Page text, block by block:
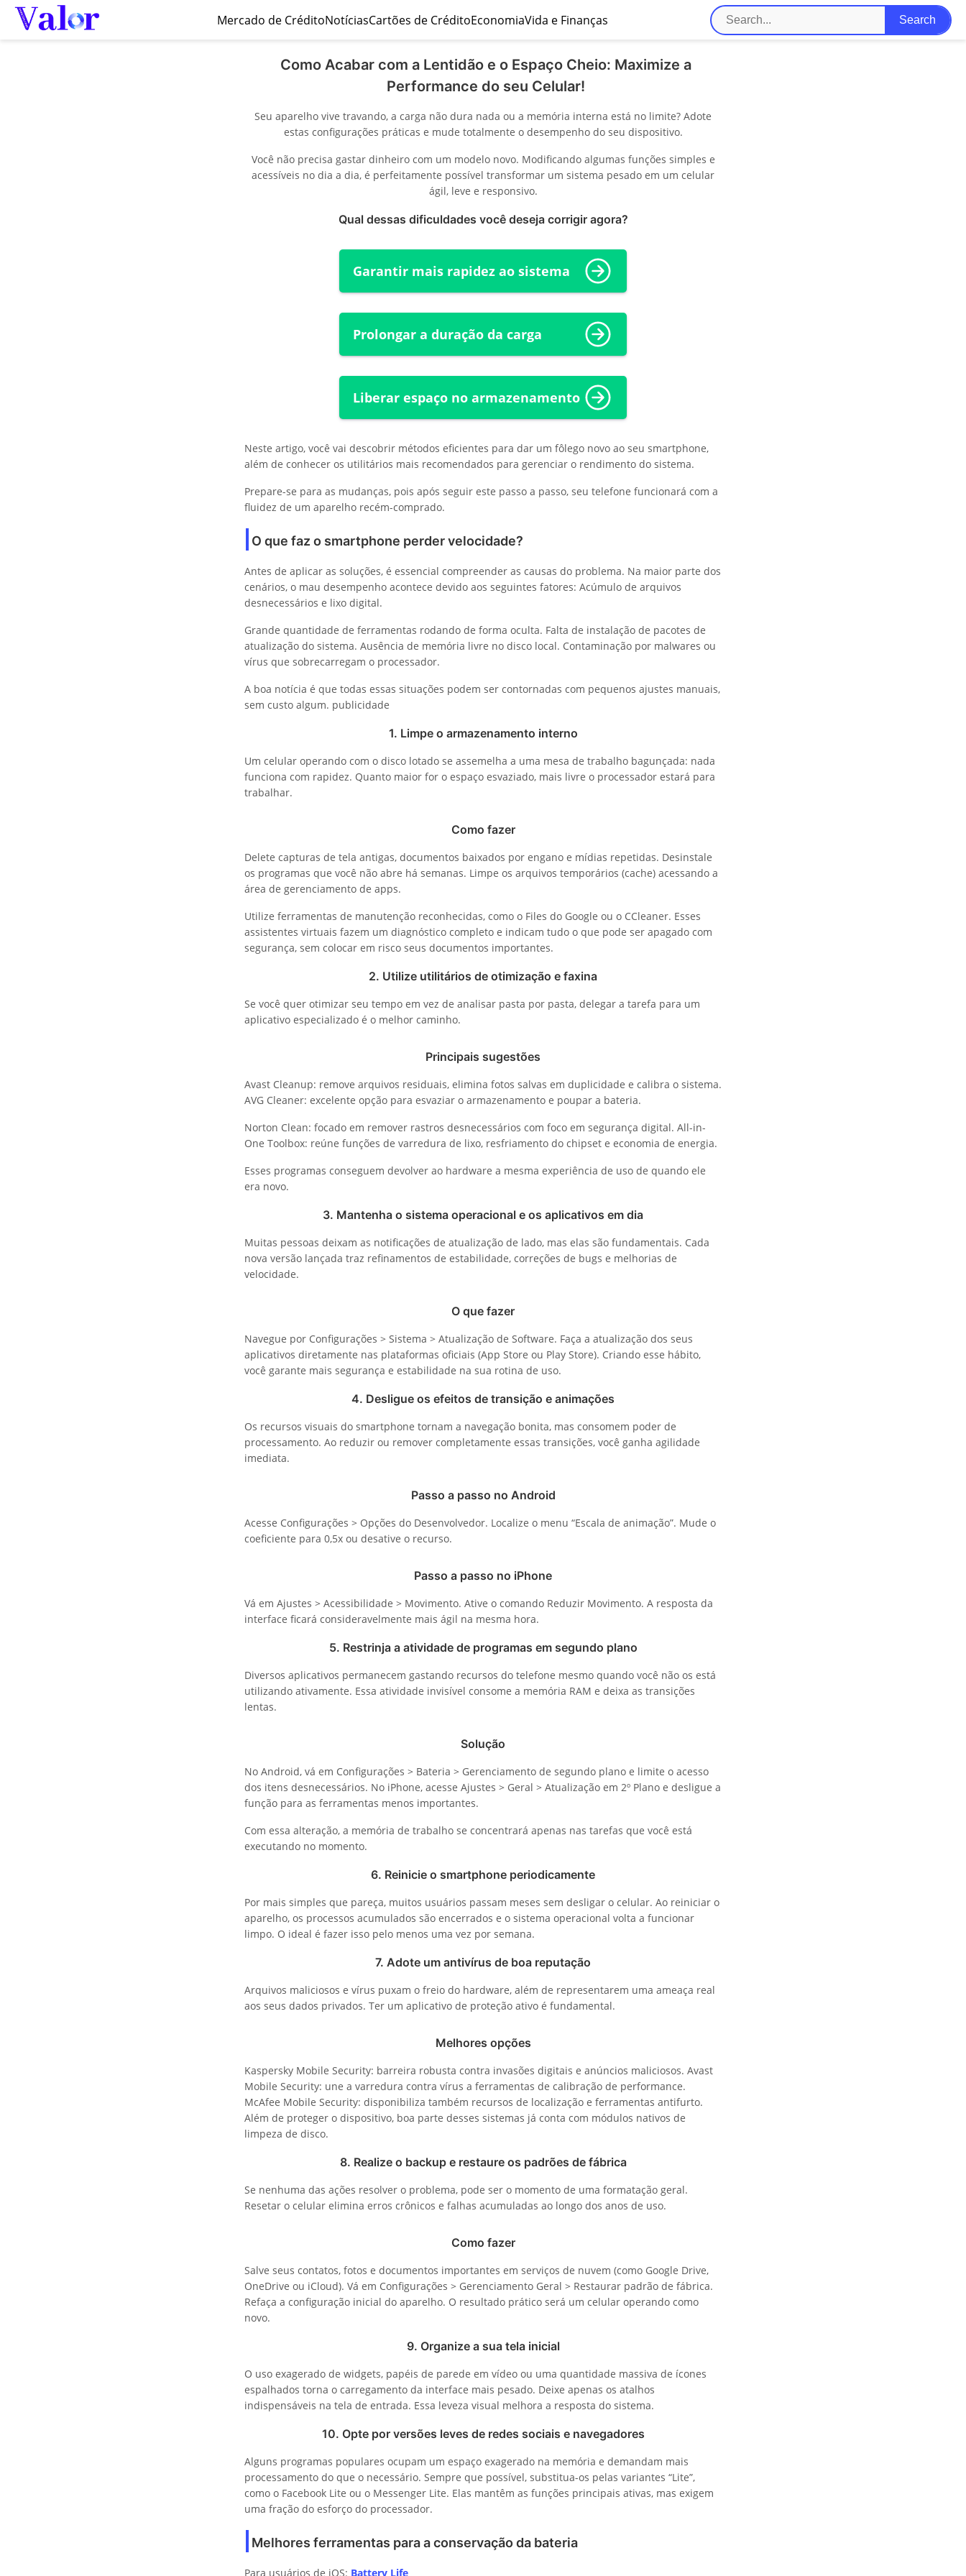
Mercado de CréditoNotíciasCartões de CréditoEconomiaVida e Finanças
Como Acabar com a Lentidão e o Espaço Cheio: Maximize a
Performance do seu Celular!
Seu aparelho vive travando, a carga não dura nada ou a memória interna está no limite? Adote
estas configurações práticas e mude totalmente o desempenho do seu dispositivo.
Você não precisa gastar dinheiro com um modelo novo. Modificando algumas funções simples e
acessíveis no dia a dia, é perfeitamente possível transformar um sistema pesado em um celular
ágil, leve e responsivo.
Qual dessas dificuldades você deseja corrigir agora?
Garantir mais rapidez ao sistema
Prolongar a duração da carga
Liberar espaço no armazenamento
Neste artigo, você vai descobrir métodos eficientes para dar um fôlego novo ao seu smartphone,
além de conhecer os utilitários mais recomendados para gerenciar o rendimento do sistema.
Prepare-se para as mudanças, pois após seguir este passo a passo, seu telefone funcionará com a
fluidez de um aparelho recém-comprado.
O que faz o smartphone perder velocidade?
Antes de aplicar as soluções, é essencial compreender as causas do problema. Na maior parte dos
cenários, o mau desempenho acontece devido aos seguintes fatores: Acúmulo de arquivos
desnecessários e lixo digital.
Grande quantidade de ferramentas rodando de forma oculta. Falta de instalação de pacotes de
atualização do sistema. Ausência de memória livre no disco local. Contaminação por malwares ou
vírus que sobrecarregam o processador.
A boa notícia é que todas essas situações podem ser contornadas com pequenos ajustes manuais,
sem custo algum. publicidade
1. Limpe o armazenamento interno
Um celular operando com o disco lotado se assemelha a uma mesa de trabalho bagunçada: nada
funciona com rapidez. Quanto maior for o espaço esvaziado, mais livre o processador estará para
trabalhar.
Como fazer
Delete capturas de tela antigas, documentos baixados por engano e mídias repetidas. Desinstale
os programas que você não abre há semanas. Limpe os arquivos temporários (cache) acessando a
área de gerenciamento de apps.
Utilize ferramentas de manutenção reconhecidas, como o Files do Google ou o CCleaner. Esses
assistentes virtuais fazem um diagnóstico completo e indicam tudo o que pode ser apagado com
segurança, sem colocar em risco seus documentos importantes.
2. Utilize utilitários de otimização e faxina
Se você quer otimizar seu tempo em vez de analisar pasta por pasta, delegar a tarefa para um
aplicativo especializado é o melhor caminho.
Principais sugestões
Avast Cleanup: remove arquivos residuais, elimina fotos salvas em duplicidade e calibra o sistema.
AVG Cleaner: excelente opção para esvaziar o armazenamento e poupar a bateria.
Norton Clean: focado em remover rastros desnecessários com foco em segurança digital. All-in-
One Toolbox: reúne funções de varredura de lixo, resfriamento do chipset e economia de energia.
Esses programas conseguem devolver ao hardware a mesma experiência de uso de quando ele
era novo.
3. Mantenha o sistema operacional e os aplicativos em dia
Muitas pessoas deixam as notificações de atualização de lado, mas elas são fundamentais. Cada
nova versão lançada traz refinamentos de estabilidade, correções de bugs e melhorias de
velocidade.
O que fazer
Navegue por Configurações > Sistema > Atualização de Software. Faça a atualização dos seus
aplicativos diretamente nas plataformas oficiais (App Store ou Play Store). Criando esse hábito,
você garante mais segurança e estabilidade na sua rotina de uso.
4. Desligue os efeitos de transição e animações
Os recursos visuais do smartphone tornam a navegação bonita, mas consomem poder de
processamento. Ao reduzir ou remover completamente essas transições, você ganha agilidade
imediata.
Passo a passo no Android
Acesse Configurações > Opções do Desenvolvedor. Localize o menu “Escala de animação”. Mude o
coeficiente para 0,5x ou desative o recurso.
Passo a passo no iPhone
Vá em Ajustes > Acessibilidade > Movimento. Ative o comando Reduzir Movimento. A resposta da
interface ficará consideravelmente mais ágil na mesma hora.
5. Restrinja a atividade de programas em segundo plano
Diversos aplicativos permanecem gastando recursos do telefone mesmo quando você não os está
utilizando ativamente. Essa atividade invisível consome a memória RAM e deixa as transições
lentas.
Solução
No Android, vá em Configurações > Bateria > Gerenciamento de segundo plano e limite o acesso
dos itens desnecessários. No iPhone, acesse Ajustes > Geral > Atualização em 2º Plano e desligue a
função para as ferramentas menos importantes.
Com essa alteração, a memória de trabalho se concentrará apenas nas tarefas que você está
executando no momento.
6. Reinicie o smartphone periodicamente
Por mais simples que pareça, muitos usuários passam meses sem desligar o celular. Ao reiniciar o
aparelho, os processos acumulados são encerrados e o sistema operacional volta a funcionar
limpo. O ideal é fazer isso pelo menos uma vez por semana.
7. Adote um antivírus de boa reputação
Arquivos maliciosos e vírus puxam o freio do hardware, além de representarem uma ameaça real
aos seus dados privados. Ter um aplicativo de proteção ativo é fundamental.
Melhores opções
Kaspersky Mobile Security: barreira robusta contra invasões digitais e anúncios maliciosos. Avast
Mobile Security: une a varredura contra vírus a ferramentas de calibração de performance.
McAfee Mobile Security: disponibiliza também recursos de localização e ferramentas antifurto.
Além de proteger o dispositivo, boa parte desses sistemas já conta com módulos nativos de
limpeza de disco.
8. Realize o backup e restaure os padrões de fábrica
Se nenhuma das ações resolver o problema, pode ser o momento de uma formatação geral.
Resetar o celular elimina erros crônicos e falhas acumuladas ao longo dos anos de uso.
Como fazer
Salve seus contatos, fotos e documentos importantes em serviços de nuvem (como Google Drive,
OneDrive ou iCloud). Vá em Configurações > Gerenciamento Geral > Restaurar padrão de fábrica.
Refaça a configuração inicial do aparelho. O resultado prático será um celular operando como
novo.
9. Organize a sua tela inicial
O uso exagerado de widgets, papéis de parede em vídeo ou uma quantidade massiva de ícones
espalhados torna o carregamento da interface mais pesado. Deixe apenas os atalhos
indispensáveis na tela de entrada. Essa leveza visual melhora a resposta do sistema.
10. Opte por versões leves de redes sociais e navegadores
Alguns programas populares ocupam um espaço exagerado na memória e demandam mais
processamento do que o necessário. Sempre que possível, substitua-os pelas variantes “Lite”,
como o Facebook Lite ou o Messenger Lite. Elas mantêm as funções principais ativas, mas exigem
uma fração do esforço do processador.
Melhores ferramentas para a conservação da bateria
Para usuários de iOS: Battery Life